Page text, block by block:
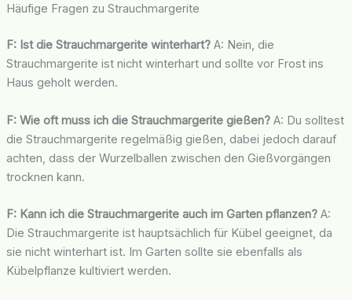
Häufige Fragen zu Strauchmargerite
F: Ist die Strauchmargerite winterhart?A: Nein, die
Strauchmargerite ist nicht winterhart und sollte vor Frost ins
Haus geholt werden.
F: Wie oft muss ich die Strauchmargerite gießen?A: Du solltest
die Strauchmargerite regelmäßig gießen, dabei jedoch darauf
achten, dass der Wurzelballen zwischen den Gießvorgängen
trocknen kann.
F: Kann ich die Strauchmargerite auch im Garten pflanzen?A:
Die Strauchmargerite ist hauptsächlich für Kübel geeignet, da
sie nicht winterhart ist. Im Garten sollte sie ebenfalls als
Kübelpflanze kultiviert werden.